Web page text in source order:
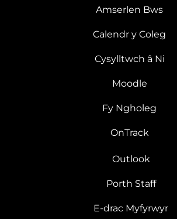
Amserlen Bws
Calendr y Coleg
Cysylltwch â Ni
Moodle
Fy Ngholeg
OnTrack
Outlook
Porth Staff
E-drac Myfyrwyr